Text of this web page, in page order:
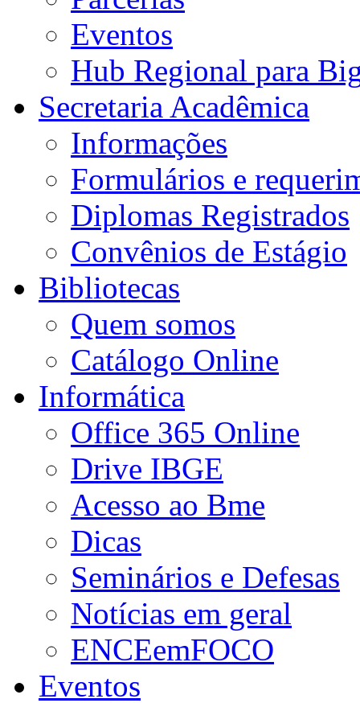
Eventos
Hub Regional para
Secretaria Acadêmica
Informações
Formulários e
Diplomas Registrados
Convênios de Estágio
Bibliotecas
Quem somos
Catálogo Online
Informática
Office 365 Online
Drive IBGE
Acesso ao Bme
Dicas
Seminários e Defesas
Notícias em geral
ENCEemFOCO
Eventos